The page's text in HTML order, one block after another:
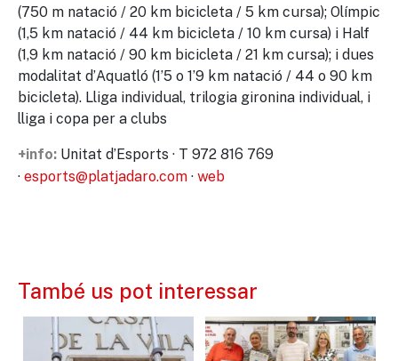
(750 m natació / 20 km bicicleta / 5 km cursa); Olímpic
(1,5 km natació / 44 km bicicleta / 10 km cursa) i Half
(1,9 km natació / 90 km bicicleta / 21 km cursa); i dues
modalitat d’Aquatló (1’5 o 1’9 km natació / 44 o 90 km
bicicleta). Lliga individual, trilogia gironina individual, i
lliga i copa per a clubs
+info: Unitat d’Esports · T 972 816 769
· esports@platjadaro.com · web
També us pot interessar